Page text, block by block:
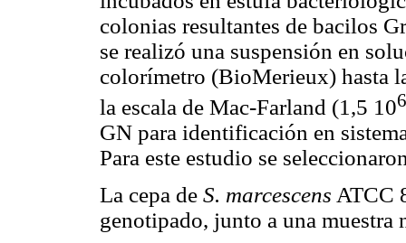
colonias resultantes de bacilos
se realizó una suspensión en
colorímetro (BioMerieux) hasta
la escala de Mac-Farland (1,5 106
GN para identificación en
Para este estudio se
La cepa de S. marcescens ATCC
genotipado, junto a una muestra